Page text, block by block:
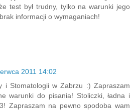
test był trudny, tylko na warunki jego
informacji o wymaganiach!
2011 14:02
i Stomatologii w Zabrzu :) Zapraszam
warunki do pisania! Stoliczki, ładna i
Zapraszam na pewno spodoba wam